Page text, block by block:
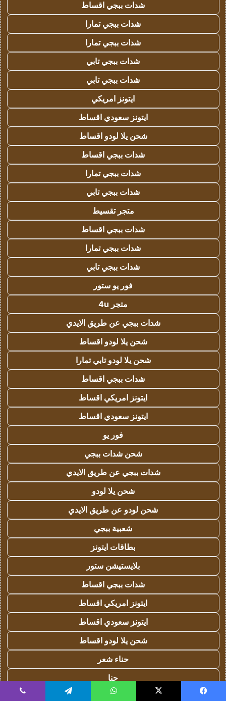
شدات ببجي اقساط
شدات ببجي تمارا
شدات ببجي تمارا
شدات ببجي تابي
شدات ببجي تابي
ايتونز امريكي
ايتونز سعودي اقساط
شحن يلا لودو اقساط
شدات ببجي اقساط
شدات ببجي تمارا
شدات ببجي تابي
متجر تقسيط
شدات ببجي اقساط
شدات ببجي تمارا
شدات ببجي تابي
فور يو ستور
متجر 4u
شدات ببجي عن طريق الايدي
شحن يلا لودو اقساط
شحن يلا لودو تابي تمارا
شدات ببجي اقساط
ايتونز امريكي اقساط
ايتونز سعودي اقساط
فور يو
شحن شدات ببجي
شدات ببجي عن طريق الايدي
شحن يلا لودو
شحن لودو عن طريق الايدي
شعبية ببجي
بطاقات ايتونز
بلايستيشن ستور
شدات ببجي اقساط
ايتونز امريكي اقساط
ايتونز سعودي اقساط
شحن يلا لودو اقساط
حناء شعر
حنا
ماتشا